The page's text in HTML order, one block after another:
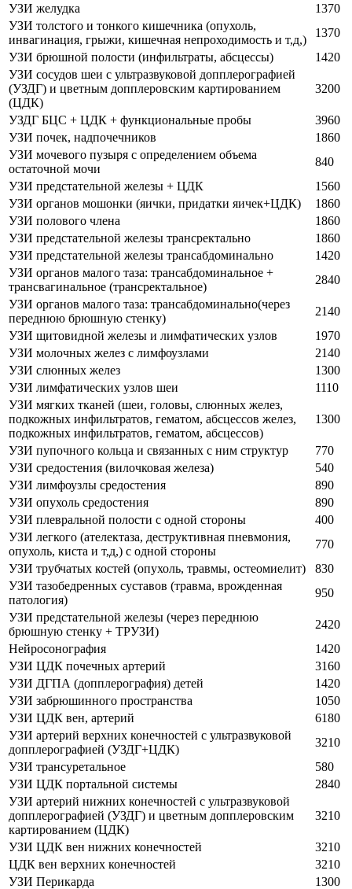
УЗИ желудка
1370
УЗИ толстого и тонкого кишечника (опухоль,
инвагинация, грыжи, кишечная непроходимость и т,д,)
1370
УЗИ брюшной полости (инфильтраты, абсцессы)
1420
УЗИ сосудов шеи с ультразвуковой допплерографией
(УЗДГ) и цветным допплеровским картированием
(ЦДК)
3200
УЗДГ БЦС + ЦДК + функциональные пробы
3960
УЗИ почек, надпочечников
1860
УЗИ мочевого пузыря с определением объема
остаточной мочи
840
УЗИ предстательной железы + ЦДК
1560
УЗИ органов мошонки (яички, придатки яичек+ЦДК)
1860
УЗИ полового члена
1860
УЗИ предстательной железы трансректально
1860
УЗИ предстательной железы трансабдоминально
1420
УЗИ органов малого таза: трансабдоминальное +
трансвагинальное (трансректальное)
2840
УЗИ органов малого таза: трансабдоминально(через
переднюю брюшную стенку)
2140
УЗИ щитовидной железы и лимфатических узлов
1970
УЗИ молочных желез с лимфоузлами
2140
УЗИ слюнных желез
1300
УЗИ лимфатических узлов шеи
1110
УЗИ мягких тканей (шеи, головы, слюнных желез,
подкожных инфильтратов, гематом, абсцессов желез,
подкожных инфильтратов, гематом, абсцессов)
1300
УЗИ пупочного кольца и связанных с ним структур
770
УЗИ средостения (вилочковая железа)
540
УЗИ лимфоузлы средостения
890
УЗИ опухоль средостения
890
УЗИ плевральной полости с одной стороны
400
УЗИ легкого (ателектаза, деструктивная пневмония,
опухоль, киста и т,д,) с одной стороны
770
УЗИ трубчатых костей (опухоль, травмы, остеомиелит)
830
УЗИ тазобедренных суставов (травма, врожденная
патология)
950
УЗИ предстательной железы (через переднюю
брюшную стенку + ТРУЗИ)
2420
Нейросонография
1420
УЗИ ЦДК почечных артерий
3160
УЗИ ДГПА (допплерография) детей
1420
УЗИ забрюшинного пространства
1050
УЗИ ЦДК вен, артерий
6180
УЗИ артерий верхних конечностей с ультразвуковой
допплерографией (УЗДГ+ЦДК)
3210
УЗИ трансуретальное
580
УЗИ ЦДК портальной системы
2840
УЗИ артерий нижних конечностей с ультразвуковой
допплерографией (УЗДГ) и цветным допплеровским
картированием (ЦДК)
3210
УЗИ ЦДК вен нижних конечностей
3210
ЦДК вен верхних конечностей
3210
УЗИ Перикарда
1300